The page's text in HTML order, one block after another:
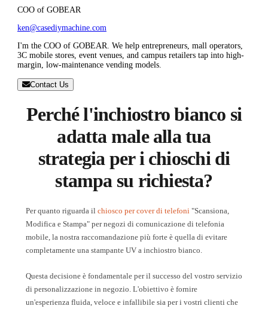
COO of GOBEAR
ken@casediymachine.com
I'm the COO of GOBEAR. We help entrepreneurs, mall operators,
3C mobile stores, event venues, and campus retailers tap into high-
margin, low-maintenance vending models.
Contact Us
Perché l'inchiostro bianco si
adatta male alla tua
strategia per i chioschi di
stampa su richiesta?
Per quanto riguarda il chiosco per cover di telefoni "Scansiona,
Modifica e Stampa" per negozi di comunicazione di telefonia
mobile, la nostra raccomandazione più forte è quella di evitare
completamente una stampante UV a inchiostro bianco.
Questa decisione è fondamentale per il successo del vostro servizio
di personalizzazione in negozio. L'obiettivo è fornire
un'esperienza fluida, veloce e infallibile sia per i vostri clienti che